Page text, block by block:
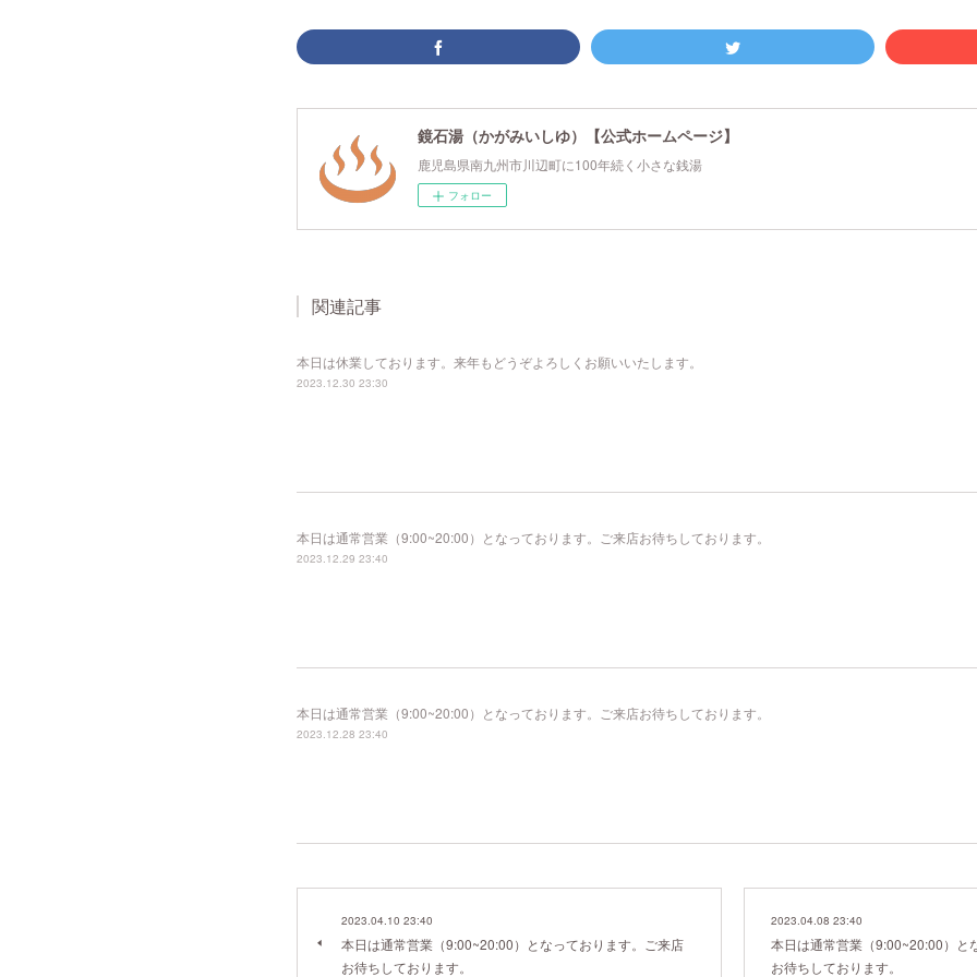
鏡石湯（かがみいしゆ）【公式ホームページ】
鹿児島県南九州市川辺町に100年続く小さな銭湯
フォロー
関連記事
本日は休業しております。来年もどうぞよろしくお願いいたします。
2023.12.30 23:30
本日は通常営業（9:00~20:00）となっております。ご来店お待ちしております。
2023.12.29 23:40
本日は通常営業（9:00~20:00）となっております。ご来店お待ちしております。
2023.12.28 23:40
2023.04.10 23:40
本日は通常営業（9:00~20:00）となっております。ご来店
お待ちしております。
2023.04.08 23:40
本日は通常営業（9:00~20:00）と
お待ちしております。